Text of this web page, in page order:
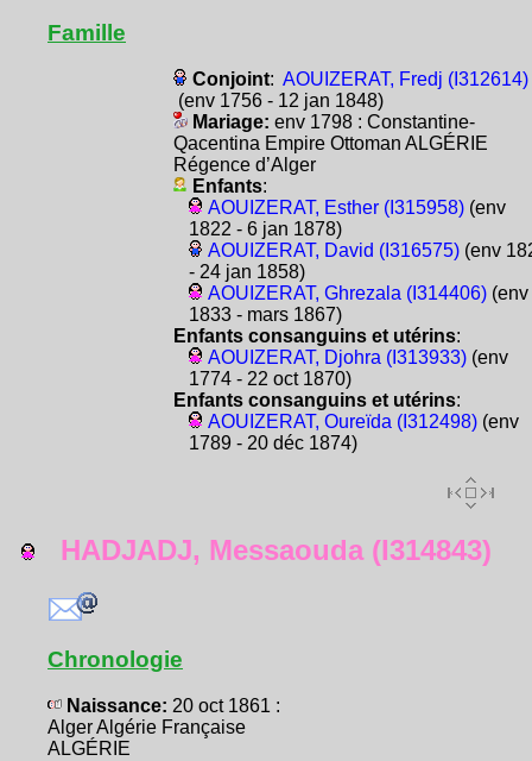
Famille
Conjoint: AOUIZERAT, Fredj (I312614)
(env 1756 - 12 jan 1848)
Mariage: env 1798 : Constantine-
Qacentina Empire Ottoman ALGÉRIE
Régence d’Alger
Enfants:
AOUIZERAT, Esther (I315958)(env
1822 - 6 jan 1878)
AOUIZERAT, David (I316575)(env
- 24 jan 1858)
AOUIZERAT, Ghrezala (I314406)(env
1833 - mars 1867)
Enfants consanguins et utérins:
AOUIZERAT, Djohra (I313933)(env
1774 - 22 oct 1870)
Enfants consanguins et utérins:
AOUIZERAT, Oureïda (I312498)(env
1789 - 20 déc 1874)
HADJADJ, Messaouda (I314843)
Chronologie
Naissance: 20 oct 1861 :
Alger Algérie Française
ALGÉRIE